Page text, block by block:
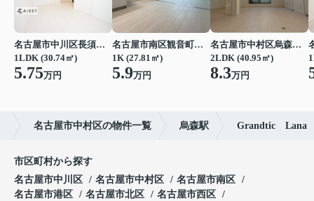
名古屋市中川区長須賀３丁目
1LDK (30.74㎡)
5.75万円
名古屋市南区観音町５丁目
1K (27.81㎡)
5.9万円
名古屋市中村区烏森町４丁目
2LDK (40.95㎡)
8.3万円
名古屋市中村区の物件一覧 烏森駅 Grandtic Lana
市区町村から探す
名古屋市中川区
名古屋市中村区
名古屋市南区
名古屋市港区
名古屋市北区
名古屋市西区